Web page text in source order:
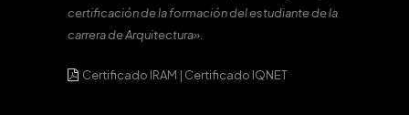
certificación de la formación del estudiante de la
carrera de Arquitectura».
Certificado IRAM | Certificado IQNET